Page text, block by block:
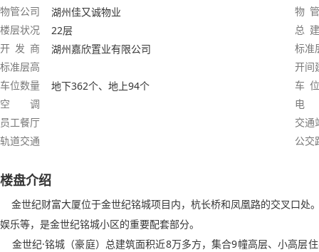
物管公司 湖州佳又诚物业
物
楼层状况
22层
总
开 发 商
湖州嘉欣置业有限公司
标准
标准层高
开间
车位数量
地下362个、地上94个
车
空 调
电
员工餐厅
交通
轨道交通
公交
楼盘介绍
金世纪财富大厦位于金世纪铭城项目内，杭长桥和凤凰路的交叉口处
娱乐等，是金世纪铭城小区的重要配套部分。
金世纪·铭城（豪庭）总建筑面积近8万多方，集合9幢高层、小高层